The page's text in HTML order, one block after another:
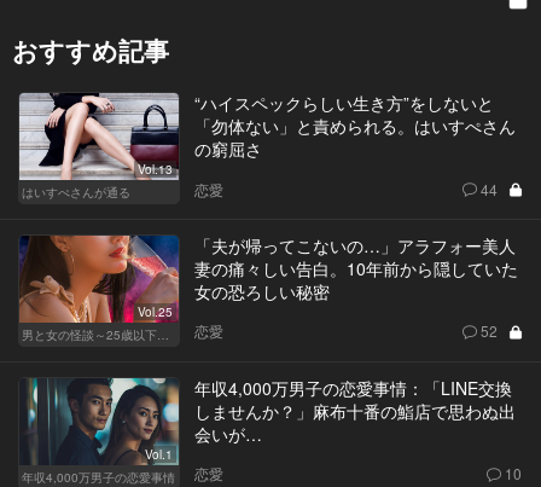
おすすめ記事
Vol.13
はいすぺさんが通る
“ハイスペックらしい生き方”をしないと
「勿体ない」と責められる。はいすぺさん
の窮屈さ
恋愛 44
Vol.25
男と女の怪談～25歳以下閲覧禁止～
「夫が帰ってこないの…」アラフォー美人
妻の痛々しい告白。10年前から隠していた
女の恐ろしい秘密
恋愛 52
Vol.1
年収4,000万男子の恋愛事情
年収4,000万男子の恋愛事情：「LINE交換
しませんか？」麻布十番の鮨店で思わぬ出
会いが…
恋愛 10